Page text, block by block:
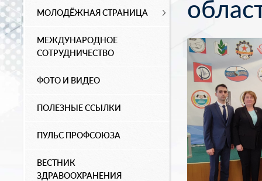
МОЛОДЁЖНАЯ СТРАНИЦА
МЕЖДУНАРОДНОЕ
СОТРУДНИЧЕСТВО
ФОТО И ВИДЕО
ПОЛЕЗНЫЕ ССЫЛКИ
ПУЛЬС ПРОФСОЮЗА
ВЕСТНИК
ЗДРАВООХРАНЕНИЯ